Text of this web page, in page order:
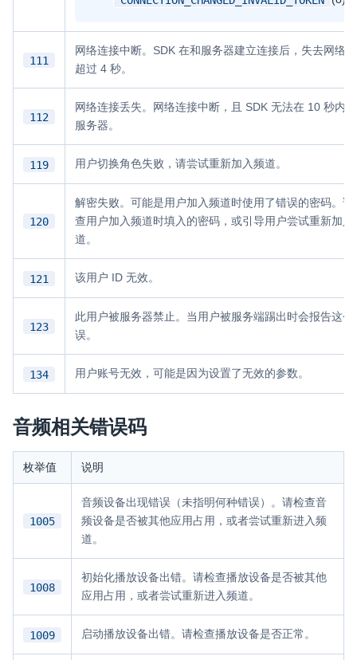
111
网络连接中断。SDK 在和服务器建立连接后，失去网络
超过 4 秒。
112
网络连接丢失。网络连接中断，且 SDK 无法在 10 秒内
服务器。
119 用户切换角色失败，请尝试重新加入频道。
120
解密失败。可能是用户加入频道时使用了错误的密码。请
查用户加入频道时填入的密码，或引导用户尝试重新加入
道。
121 该用户 ID 无效。
123
此用户被服务器禁止。当用户被服务端踢出时会报告这个
误。
134 用户账号无效，可能是因为设置了无效的参数。
音频相关错误码
枚举值 说明
1005
音频设备出现错误（未指明何种错误）。请检查音
频设备是否被其他应用占用，或者尝试重新进入频
道。
1008
初始化播放设备出错。请检查播放设备是否被其他
应用占用，或者尝试重新进入频道。
1009 启动播放设备出错。请检查播放设备是否正常。